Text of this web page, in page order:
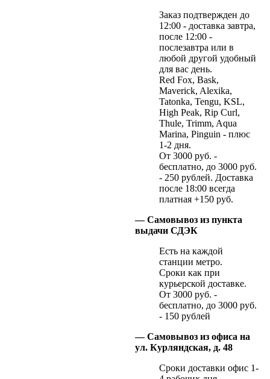
Заказ подтвержден до
12:00 - доставка завтра,
после 12:00 -
послезавтра или в
любой другой удобный
для вас день.
Red Fox, Bask,
Maverick, Alexika,
Tatonka, Tengu, KSL,
High Peak, Rip Curl,
Thule, Trimm, Aqua
Marina, Pinguin - плюс
1-2 дня.
От 3000 руб. -
бесплатно, до 3000 руб.
- 250 рублей. Доставка
после 18:00 всегда
платная +150 руб.
— Самовывоз из пункта
выдачи СДЭК
Есть на каждой
станции метро.
Сроки как при
курьерской доставке.
От 3000 руб. -
бесплатно, до 3000 руб.
- 150 рублей
— Самовывоз из офиса на
ул. Курляндская, д. 48
Сроки доставки офис 1-